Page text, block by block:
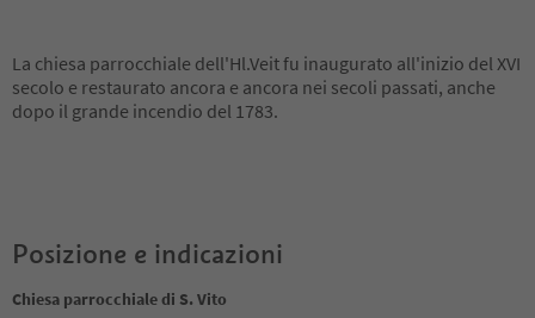
La chiesa parrocchiale dell'Hl.Veit fu inaugurato all'inizio del XVI
secolo e restaurato ancora e ancora nei secoli passati, anche
dopo il grande incendio del 1783.
Posizione e indicazioni
Chiesa parrocchiale di S. Vito